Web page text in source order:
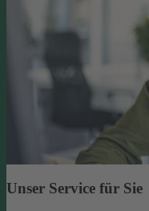
Unser Service für Sie